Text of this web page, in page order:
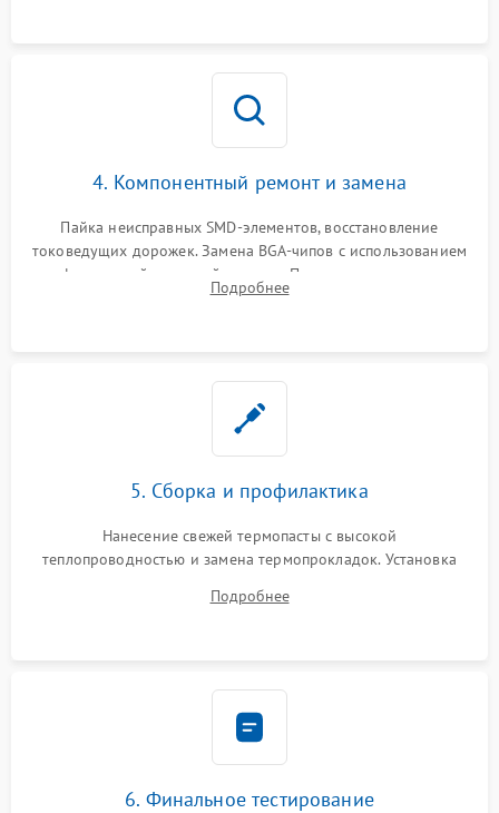
4. Компонентный ремонт и замена
Пайка неисправных SMD-элементов, восстановление
токоведущих дорожек. Замена BGA-чипов с использованием
инфракрасной паяльной станции. Прошивка микросхемы
BIOS или замена поврежденных портов USB
Подробнее
5. Сборка и профилактика
Нанесение свежей термопасты с высокой
теплопроводностью и замена термопрокладок. Установка
шлейфов, модулей памяти и накопителей. Предварительная
Подробнее
6. Финальное тестирование